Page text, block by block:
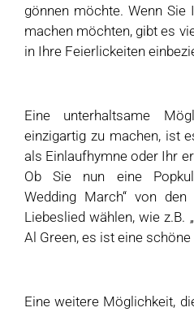
gönnen möchte. Wenn Sie
machen möchten, gibt es
in Ihre Feierlickeiten
Eine unterhaltsame
einzigartig zu machen, ist
als Einlaufhymne oder Ihr
Ob Sie nun eine
Wedding March“ von
Liebeslied wählen, wie z.B.
Al Green, es ist eine
Eine weitere Möglichkeit,